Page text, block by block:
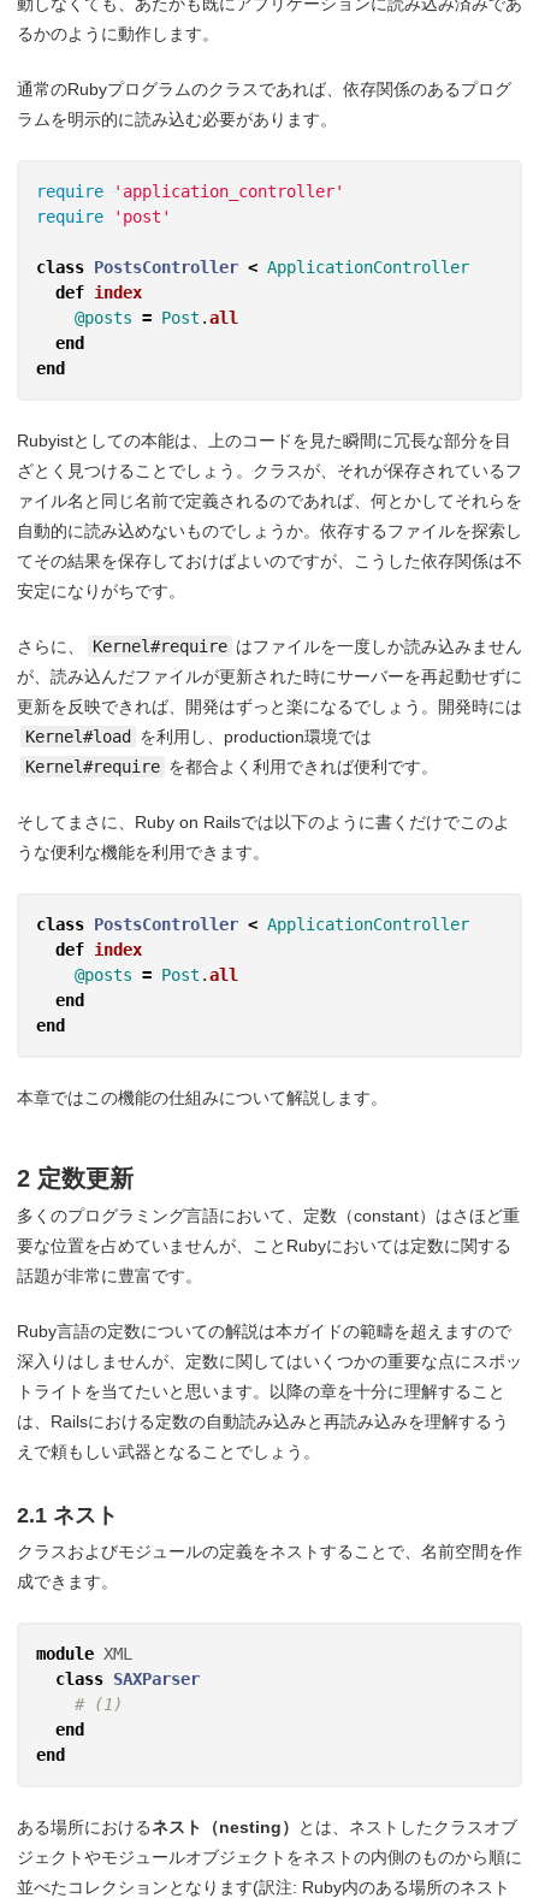
るかのように動作します。
通常のRubyプログラムのクラスであれば、依存関係のあるプログ
ラムを明示的に読み込む必要があります。
require
'application_controller'
require
'post'
class PostsController < ApplicationController
def index
@posts = Post .all
end
end
Rubyistとしての本能は、上のコードを見た瞬間に冗長な部分を目
ざとく見つけることでしょう。クラスが、それが保存されているフ
ァイル名と同じ名前で定義されるのであれば、何とかしてそれらを
自動的に読み込めないものでしょうか。依存するファイルを探索し
てその結果を保存しておけばよいのですが、こうした依存関係は不
安定になりがちです。
さらに、 Kernel#require はファイルを一度しか読み込みません
が、読み込んだファイルが更新された時にサーバーを再起動せずに
更新を反映できれば、開発はずっと楽になるでしょう。開発時には
Kernel#load
を利用し、production環境では
Kernel#require を都合よく利用できれば便利です。
そしてまさに、Ruby on Railsでは以下のように書くだけでこのよ
うな便利な機能を利用できます。
class PostsController < ApplicationController
def index
@posts = Post .all
end
end
本章ではこの機能の仕組みについて解説します。
2 定数更新
多くのプログラミング言語において、定数（constant）はさほど重
要な位置を占めていませんが、ことRubyにおいては定数に関する
話題が非常に豊富です。
Ruby言語の定数についての解説は本ガイドの範疇を超えますので
深入りはしませんが、定数に関してはいくつかの重要な点にスポッ
トライトを当てたいと思います。以降の章を十分に理解すること
は、Railsにおける定数の自動読み込みと再読み込みを理解するう
えで頼もしい武器となることでしょう。
2.1 ネスト
クラスおよびモジュールの定義をネストすることで、名前空間を作
成できます。
module XML
class SAXParser
# (1)
end
end
ある場所におけるネスト（nesting）
とは、ネストしたクラスオブ
ジェクトやモジュールオブジェクトをネストの内側のものから順に
並べたコレクションとなります(訳注: Ruby内のある場所のネスト